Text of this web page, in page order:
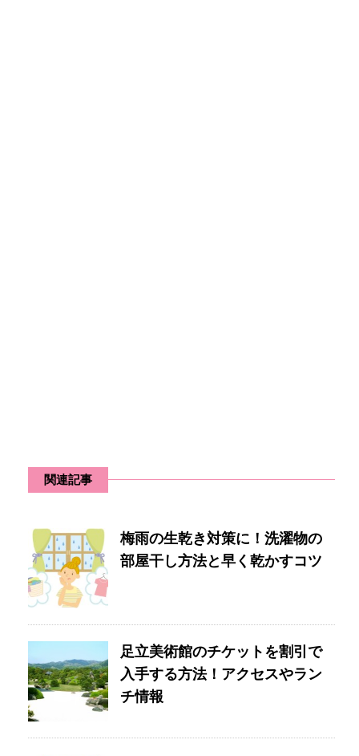
関連記事
梅雨の生乾き対策に！洗濯物の
部屋干し方法と早く乾かすコツ
足立美術館のチケットを割引で
入手する方法！アクセスやラン
チ情報